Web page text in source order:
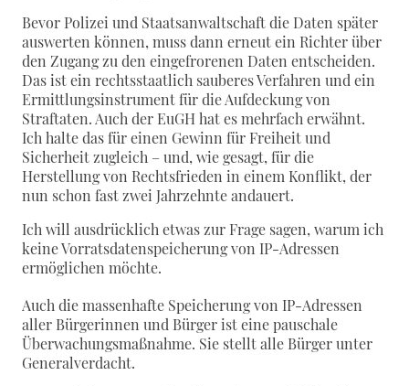
Bevor Polizei und Staatsanwaltschaft die Daten später
auswerten können, muss dann erneut ein Richter über
den Zugang zu den eingefrorenen Daten entscheiden.
Das ist ein rechtsstaatlich sauberes Verfahren und ein
Ermittlungsinstrument für die Aufdeckung von
Straftaten. Auch der EuGH hat es mehrfach erwähnt.
Ich halte das für einen Gewinn für Freiheit und
Sicherheit zugleich – und, wie gesagt, für die
Herstellung von Rechtsfrieden in einem Konflikt, der
nun schon fast zwei Jahrzehnte andauert.
Ich will ausdrücklich etwas zur Frage sagen, warum ich
keine Vorratsdatenspeicherung von IP-Adressen
ermöglichen möchte.
Auch die massenhafte Speicherung von IP-Adressen
aller Bürgerinnen und Bürger ist eine pauschale
Überwachungsmaßnahme. Sie stellt alle Bürger unter
Generalverdacht.